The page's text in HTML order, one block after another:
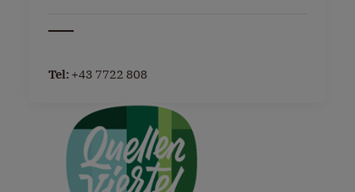
Tel: +43 7722 808